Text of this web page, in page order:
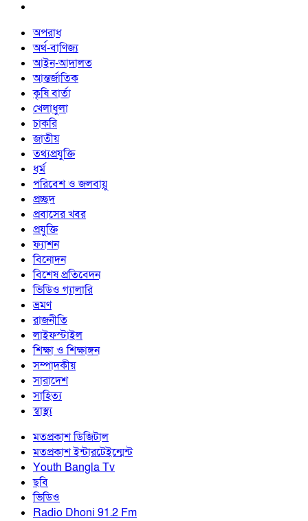
অপরাধ
অর্থ-বাণিজ্য
আইন-আদালত
আন্তর্জাতিক
কৃষি বার্তা
খেলাধুলা
চাকরি
জাতীয়
তথ্যপ্রযুক্তি
ধর্ম
পরিবেশ ও জলবায়ু
প্রচ্ছদ
প্রবাসের খবর
প্রযুক্তি
ফ্যাশন
বিনোদন
বিশেষ প্রতিবেদন
ভিডিও গ্যালারি
ভ্রমণ
রাজনীতি
লাইফস্টাইল
শিক্ষা ও শিক্ষাঙ্গন
সম্পাদকীয়
সারাদেশ
সাহিত্য
স্বাস্থ্য
মতপ্রকাশ ডিজিটাল
মতপ্রকাশ ইন্টারটেইন্মেন্ট
Youth Bangla Tv
ছবি
ভিডিও
Radio Dhoni 91.2 Fm